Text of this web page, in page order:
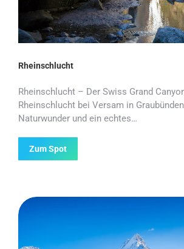
Rheinschlucht
Rheinschlucht – Der Swiss Grand
Rheinschlucht bei Versam in
Naturwunder und ein echtes…
Zum Spot